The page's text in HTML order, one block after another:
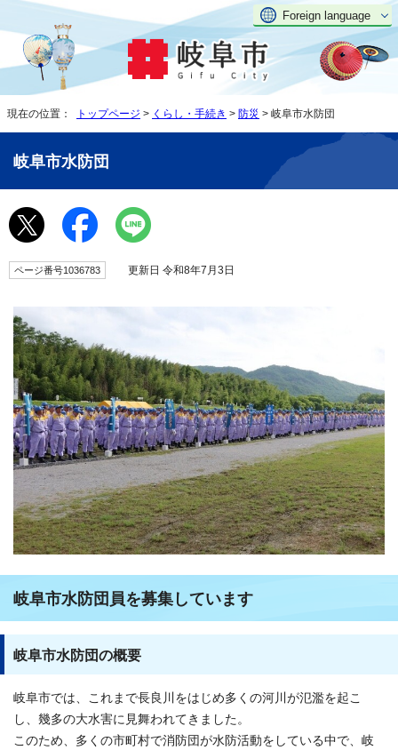
Foreign language
現在の位置： トップページ > くらし・手続き > 防災 > 岐阜市水防団
岐阜市水防団
ページ番号1036783 更新日 令和8年7月3日
岐阜市水防団員を募集しています
岐阜市水防団の概要
岐阜市では、これまで長良川をはじめ多くの河川が氾濫を起こ
し、幾多の大水害に見舞われてきました。
このため、多くの市町村で消防団が水防活動をしている中で、岐